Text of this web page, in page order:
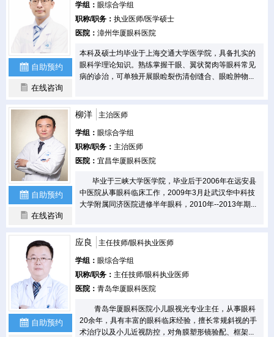
自助预约
在线咨询
学组： 眼综合学组
职称/职务： 执业医师/医学硕士
医院： 漳州华厦眼科医院
本科及硕士均毕业于上海交通大学医学院，具备扎实的
眼科学理论知识。熟练掌握干眼、翼状胬肉等眼科常见
病的诊治，可单独开展眼睑裂伤清创缝合、眼睑肿物...
自助预约
在线咨询
柳洋 主治医师
学组： 眼综合学组
职称/职务： 主治医师
医院： 宜昌华厦眼科医院
毕业于三峡大学医学院，毕业后于2006年在远安县
中医院从事眼科临床工作，2009年3月赴武汉华中科技
大学附属同济医院进修半年眼科，2010年--2013年期...
自助预约
应良 主任技师/眼科执业医师
学组： 眼综合学组
职称/职务： 主任技师/眼科执业医师
医院： 青岛华厦眼科医院
青岛华厦眼科医院小儿眼视光专业主任，从事眼科
20余年，具有丰富的眼科临床经验，擅长常规斜视的手
术治疗以及小儿近视防控，对角膜塑形镜验配、框架...